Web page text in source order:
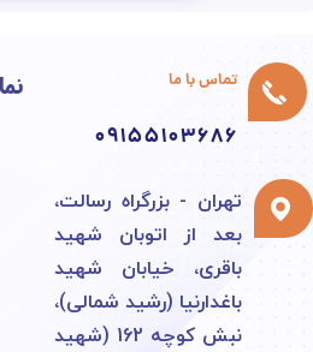
تماس با ما
09155103686
تهران - بزرگراه رسالت،
بعد از اتوبان شهید
باقری، خیابان شهید
باغدارنیا (رشید شمالی)،
نبش کوچه 162 (شهید